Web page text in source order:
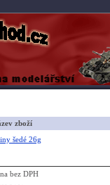
zboží
šedé 26g
bez DPH